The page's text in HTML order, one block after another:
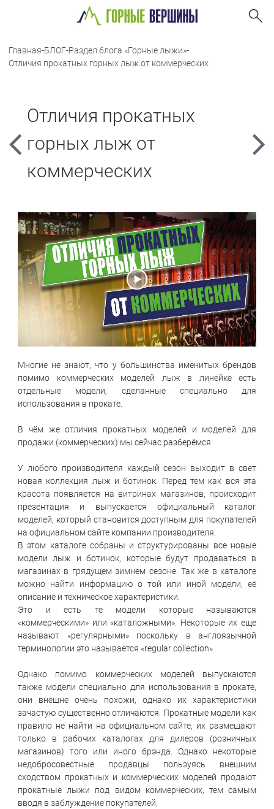
Главная-БЛОГ-Раздел блога «Горные лыжи»-
Отличия прокатных горных лыж от коммерческих
Отличия прокатных
горных лыж от
коммерческих
Многие не знают, что у большинства именитых брендов
помимо коммерческих моделей лыж в линейке есть
отдельные модели, сделанные специально для
использования в прокате.
В чём же отличия прокатных моделей и моделей для
продажи (коммерческих) мы сейчас разберёмся.
У любого производителя каждый сезон выходит в свет
новая коллекция лыж и ботинок. Перед тем как вся эта
красота появляется на витринах магазинов, происходит
презентация и выпускается официальный каталог
моделей, который становится доступным для покупателей
на официальном сайте компании производителя.
В этом каталоге собраны и структурированы все новые
модели лыж и ботинок, которые будут продаваться в
магазинах в грядущем зимнем сезоне. Так же в каталоге
можно найти информацию о той или иной модели, её
описание и техническое характеристики.
Это и есть те модели которые называются
«коммерческими» или «каталожными». Некоторые их еще
называют «регулярными» поскольку в англоязычной
терминологии это называется «regular collection»
Однако помимо коммерческих моделей выпускаются
также модели специально для использования в прокате,
они внешне очень похожи, однако их характеристики
зачастую существенно отличаются. Прокатные модели как
правило не найти на официальном сайте, их размещают
только в рабочих каталогах для дилеров (розничных
магазинов) того или иного брэнда. Однако некоторые
недобросовестные продавцы пользуясь внешним
сходством прокатных и коммерческих моделей продают
прокатные лыжи под видом коммерческих, тем самым
вводя в заблуждение покупателей.